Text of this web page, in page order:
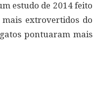
estudo de 2014 feito
extrovertidos do
pontuaram mais